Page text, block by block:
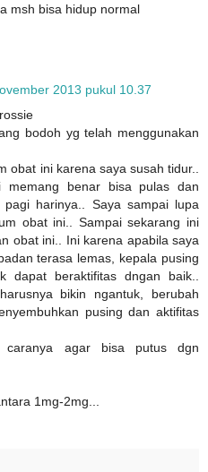
msh bisa hidup normal
2013 pukul 10.37
bodoh yg telah menggunakan
obat ini karena saya susah tidur..
memang benar bisa pulas dan
harinya.. Saya sampai lupa
obat ini.. Sampai sekarang ini
obat ini.. Ini karena apabila saya
terasa lemas, kepala pusing
dapat beraktifitas dngan baik..
bikin ngantuk, berubah
pusing dan aktifitas
caranya agar bisa putus dgn
1mg-2mg...